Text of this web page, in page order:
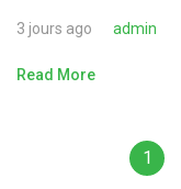
3 jours ago admin
Read More
1